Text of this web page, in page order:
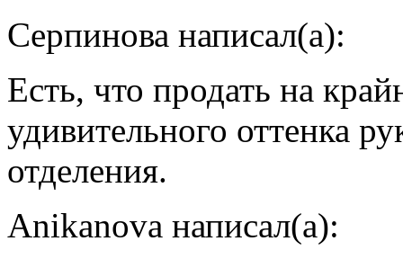
Серпинова написал(а):
Есть, что продать на
удивительного оттенка
отделения.
Anikanova написал(а):